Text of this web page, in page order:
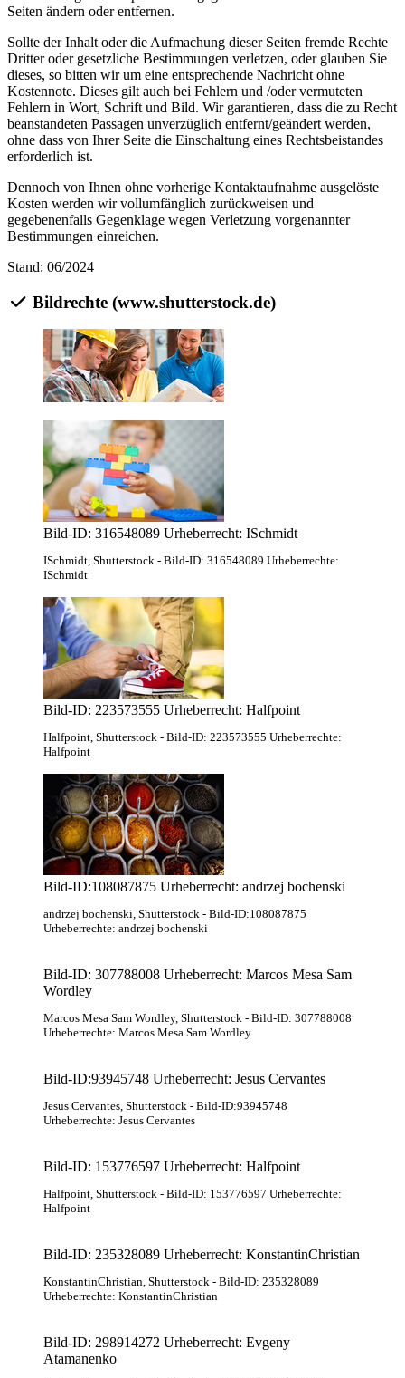
Seiten ändern oder entfernen.
Sollte der Inhalt oder die Aufmachung dieser Seiten fremde Rechte
Dritter oder gesetzliche Bestimmungen verletzen, oder glauben Sie
dieses, so bitten wir um eine entsprechende Nachricht ohne
Kostennote. Dieses gilt auch bei Fehlern und /oder vermuteten
Fehlern in Wort, Schrift und Bild. Wir garantieren, dass die zu Recht
beanstandeten Passagen unverzüglich entfernt/geändert werden,
ohne dass von Ihrer Seite die Einschaltung eines Rechtsbeistandes
erforderlich ist.
Dennoch von Ihnen ohne vorherige Kontaktaufnahme ausgelöste
Kosten werden wir vollumfänglich zurückweisen und
gegebenenfalls Gegenklage wegen Verletzung vorgenannter
Bestimmungen einreichen.
Stand: 06/2024
Bildrechte (www.shutterstock.de)
Bild-ID: 316548089 Urheberrecht: ISchmidt
ISchmidt, Shutterstock - Bild-ID: 316548089 Urheberrechte:
ISchmidt
Bild-ID: 223573555 Urheberrecht: Halfpoint
Halfpoint, Shutterstock - Bild-ID: 223573555 Urheberrechte:
Halfpoint
Bild-ID:108087875 Urheberrecht: andrzej bochenski
andrzej bochenski, Shutterstock - Bild-ID:108087875
Urheberrechte: andrzej bochenski
Bild-ID: 307788008 Urheberrecht: Marcos Mesa Sam
Wordley
Marcos Mesa Sam Wordley, Shutterstock - Bild-ID: 307788008
Urheberrechte: Marcos Mesa Sam Wordley
Bild-ID:93945748 Urheberrecht: Jesus Cervantes
Jesus Cervantes, Shutterstock - Bild-ID:93945748
Urheberrechte: Jesus Cervantes
Bild-ID: 153776597 Urheberrecht: Halfpoint
Halfpoint, Shutterstock - Bild-ID: 153776597 Urheberrechte:
Halfpoint
Bild-ID: 235328089 Urheberrecht: KonstantinChristian
KonstantinChristian, Shutterstock - Bild-ID: 235328089
Urheberrechte: KonstantinChristian
Bild-ID: 298914272 Urheberrecht: Evgeny
Atamanenko